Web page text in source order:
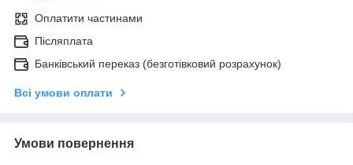
Оплатити частинами
Післяплата
Банківський переказ (безготівковий розрахунок)
Всі умови оплати
Умови повернення